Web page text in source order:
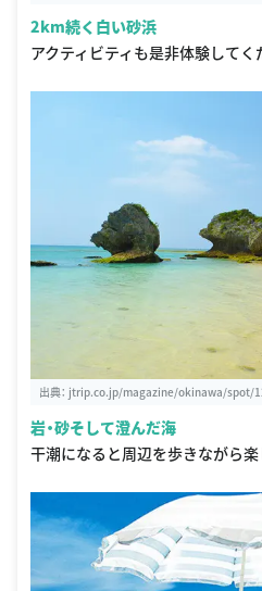
2km続く白い砂浜
アクティビティも是非体験してく
出典： jtrip.co.jp/magazine/okinawa/spot/
岩・砂そして澄んだ海
干潮になると周辺を歩きながら楽